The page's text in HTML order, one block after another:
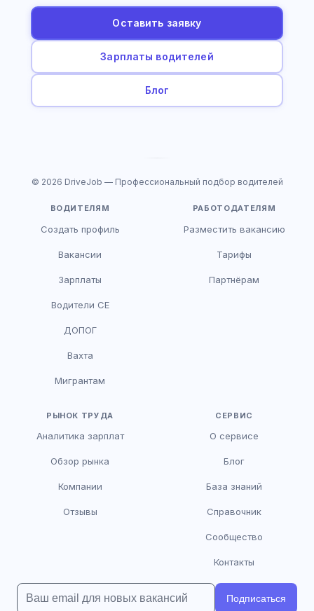
Оставить заявку
Зарплаты водителей
Блог
© 2026 DriveJob — Профессиональный подбор водителей
ВОДИТЕЛЯМ
Создать профиль
Вакансии
Зарплаты
Водители CE
ДОПОГ
Вахта
Мигрантам
РАБОТОДАТЕЛЯМ
Разместить вакансию
Тарифы
Партнёрам
РЫНОК ТРУДА
Аналитика зарплат
Обзор рынка
Компании
Отзывы
СЕРВИС
О сервисе
Блог
База знаний
Справочник
Сообщество
Контакты
Подписаться
HR-консультант
Здравствуйте! Я AI-консультант DriveJob.
помочь?